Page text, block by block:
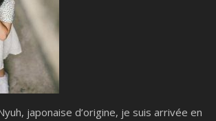
japonaise d’origine, je suis arrivée en